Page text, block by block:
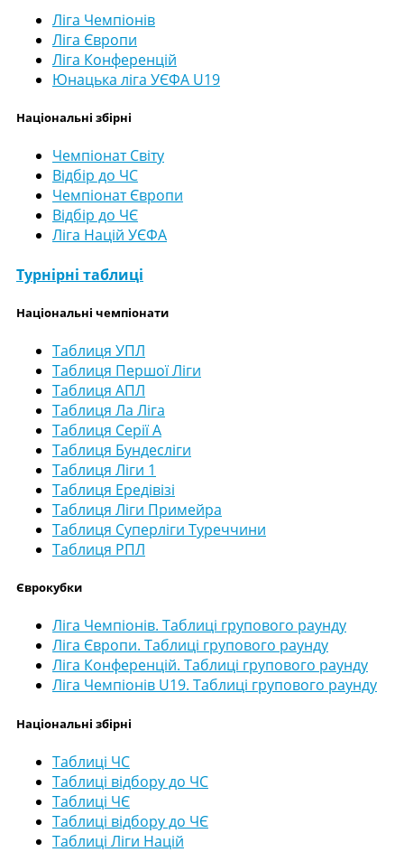
Ліга Чемпіонів
Ліга Європи
Ліга Конференцій
Юнацька ліга УЄФА U19
Національні збірні
Чемпіонат Світу
Відбір до ЧС
Чемпіонат Європи
Відбір до ЧЄ
Ліга Націй УЄФА
Турнірні таблиці
Національні чемпіонати
Таблиця УПЛ
Таблиця Першої Ліги
Таблиця АПЛ
Таблиця Ла Ліга
Таблиця Серії А
Таблиця Бундесліги
Таблиця Ліги 1
Таблиця Ередівізі
Таблиця Ліги Примейра
Таблиця Суперліги Туреччини
Таблиця РПЛ
Єврокубки
Ліга Чемпіонів. Таблиці групового раунду
Ліга Європи. Таблиці групового раунду
Ліга Конференцій. Таблиці групового раунду
Ліга Чемпіонів U19. Таблиці групового раунду
Національні збірні
Таблиці ЧС
Таблиці відбору до ЧС
Таблиці ЧЄ
Таблиці відбору до ЧЄ
Таблиці Ліги Націй